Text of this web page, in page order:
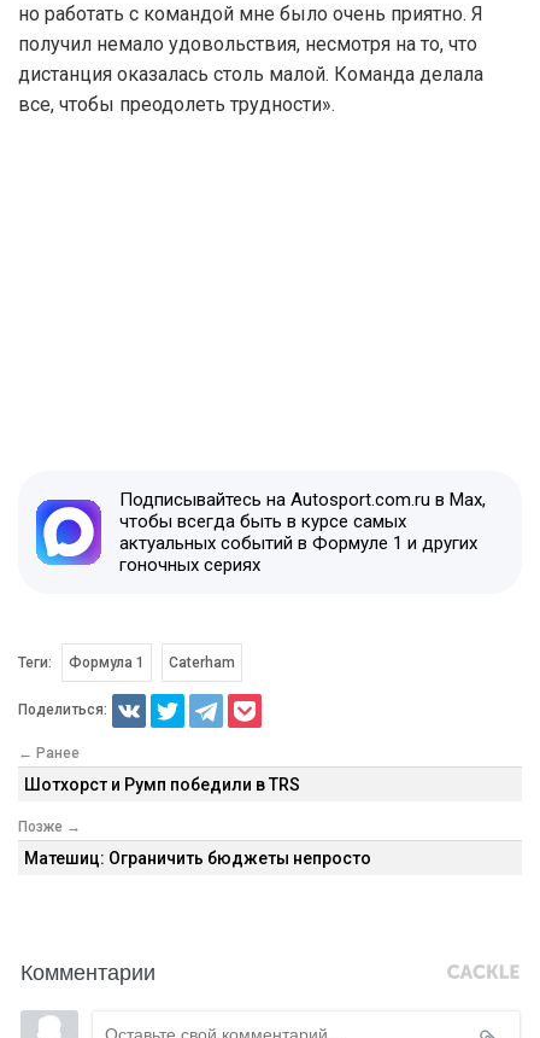
но работать с командой мне было очень приятно. Я
получил немало удовольствия, несмотря на то, что
дистанция оказалась столь малой. Команда делала
все, чтобы преодолеть трудности».
Подписывайтесь на Autosport.com.ru в Max,
чтобы всегда быть в курсе самых
актуальных событий в Формуле 1 и других
гоночных сериях
Теги: Формула 1 Caterham
Поделиться:
← Ранее
Шотхорст и Румп победили в TRS
Позже →
Матешиц: Ограничить бюджеты непросто
Комментарии